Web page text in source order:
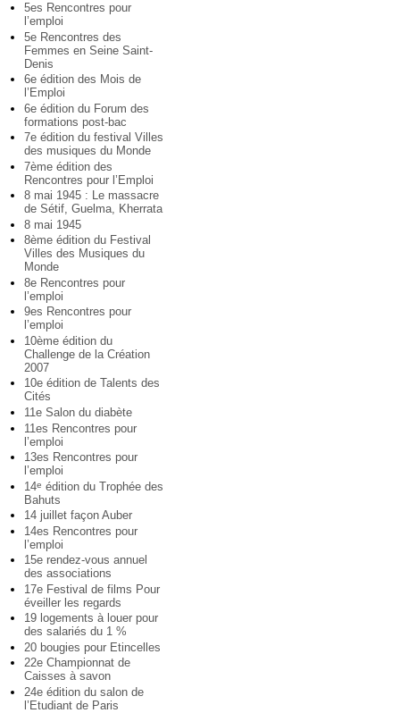
5es Rencontres pour
l’emploi
5e Rencontres des
Femmes en Seine Saint-
Denis
6e édition des Mois de
l’Emploi
6e édition du Forum des
formations post-bac
7e édition du festival Villes
des musiques du Monde
7ème édition des
Rencontres pour l’Emploi
8 mai 1945 : Le massacre
de Sétif, Guelma, Kherrata
8 mai 1945
8ème édition du Festival
Villes des Musiques du
Monde
8e Rencontres pour
l’emploi
9es Rencontres pour
l’emploi
10ème édition du
Challenge de la Création
2007
10e édition de Talents des
Cités
11e Salon du diabète
11es Rencontres pour
l’emploi
13es Rencontres pour
l’emploi
14e édition du Trophée des
Bahuts
14 juillet façon Auber
14es Rencontres pour
l’emploi
15e rendez-vous annuel
des associations
17e Festival de films Pour
éveiller les regards
19 logements à louer pour
des salariés du 1 %
20 bougies pour Etincelles
22e Championnat de
Caisses à savon
24e édition du salon de
l’Etudiant de Paris